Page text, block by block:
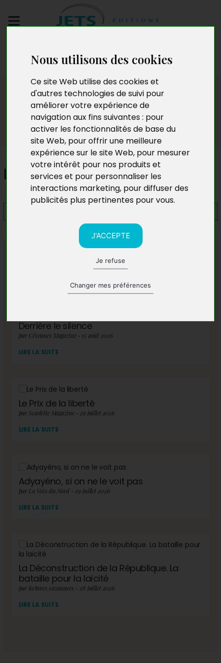
Nous utilisons des cookies
Ce site Web utilise des cookies et
d'autres technologies de suivi pour
améliorer votre expérience de
navigation aux fins suivantes : pour
activer les fonctionnalités de base du
site Web, pour offrir une meilleure
expérience sur le site Web, pour mesurer
votre intérêt pour nos produits et
services et pour personnaliser les
interactions marketing, pour diffuser des
publicités plus pertinentes pour vous.
J'ACCEPTE
Je refuse
Changer mes préférences
manuscrit
Presse
Les Saprophytes
A lire également
Derrière le silence
par Cévennes Magazine - 15 août 2026
LIRE LA SUITE
Le Prix de la liberté
par Scarlette Magazine - 29 juillet 2026
LIRE LA SUITE
Adyayéno, si on ne le voit pas
par La Voix du Nord - 29 juillet 2026
LIRE LA SUITE
La Déconstruction de la République. La
bataille pour la laïcité
par lectures.suzannees - 28 juillet 2026
LIRE LA SUITE